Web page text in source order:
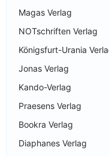
Magas Verlag
NOTschriften Verlag
Königsfurt-Urania
Jonas Verlag
Kando-Verlag
Praesens Verlag
Bookra Verlag
Diaphanes Verlag